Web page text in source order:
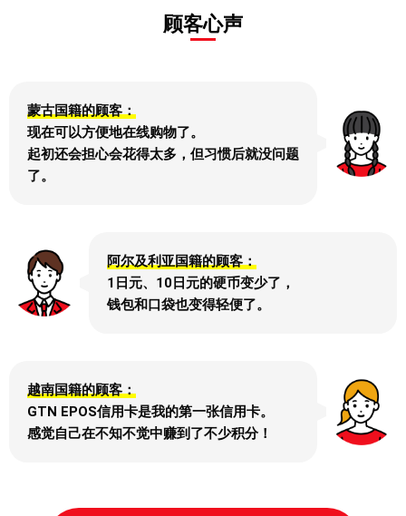
可享受每年四次的优惠期间购物10%折
扣！
※10%折扣将在使用EPOS积分（或首付）后的EPOS信用账单金
额中反映。
※适用于使用EPOS信用卡（一次还款、两次还款、分期还款、
※部分消费的积分回馈率可能不同。
用卡支付即可积累积分！
电费、煤气费、水费、手机费等费用，
使用EPOS信用卡支付时，每消费200日元（含税）即可获得1个
赔偿因伤害、疾病、随身物品被盗或损坏等
使用信用卡即时通知
通过应用程序或电子邮件，立即通知使用的
当消费金额达到事先设置的目标金额时，将
通过应用程序或电子邮件通知您。
包括EPOS信用卡丢失・被盗之日期追溯61天
内，针对此期间不正使用造成的损失进行全
额赔偿。
顾客心声
蒙古国籍的顾客：
现在可以方便地在线购物了。
起初还会担心会花得太多，但习惯后就没问题
了。
阿尔及利亚国籍的顾客：
1日元、10日元的硬币变少了，
钱包和口袋也变得轻便了。
越南国籍的顾客：
GTN EPOS信用卡是我的第一张信用卡。
感觉自己在不知不觉中赚到了不少积分！